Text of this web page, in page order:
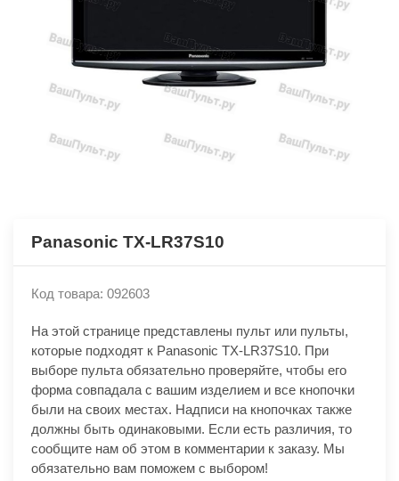
Panasonic TX-LR37S10
Код товара: 092603
На этой странице представлены пульт или пульты,
которые подходят к Panasonic TX-LR37S10. При
выборе пульта обязательно проверяйте, чтобы его
форма совпадала с вашим изделием и все кнопочки
были на своих местах. Надписи на кнопочках также
должны быть одинаковыми. Если есть различия, то
сообщите нам об этом в комментарии к заказу. Мы
обязательно вам поможем с выбором!